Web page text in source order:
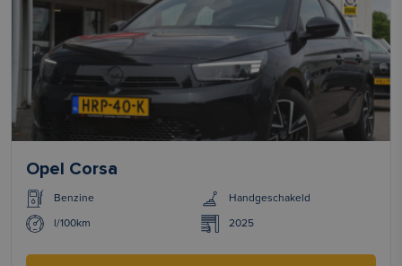
Opel Corsa
Benzine Handgeschakeld
l/100km 2025